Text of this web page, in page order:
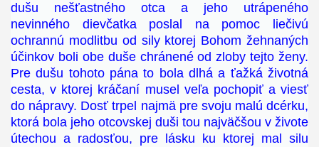
dušu nešťastného otca a jeho utrápeného
nevinného dievčatka poslal na pomoc liečivú
ochrannú modlitbu od sily ktorej Bohom žehnaných
účinkov boli obe duše chránené od zloby tejto ženy.
Pre dušu tohoto pána to bola dlhá a ťažká životná
cesta, v ktorej kráčaní musel veľa pochopiť a viesť
do nápravy. Dosť trpel najmä pre svoju malú dcérku,
ktorá bola jeho otcovskej duši tou najväčšou v živote
útechou a radosťou, pre lásku ku ktorej mal silu